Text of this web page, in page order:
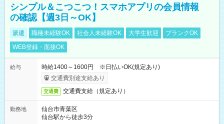
シンプル＆こつこつ！スマホアプリの会員情報
の確認【週3日～OK】
派遣 職種未経験OK 社会人未経験OK 大学生歓迎
ブランクOK
WEB登録・面接OK
給与
時給1400～1600円 ※日払いOK(規定あり)
交通費別途支給あり
交通費 交通費支給（規定あり）
勤務地
仙台市青葉区
仙台駅から徒歩3分